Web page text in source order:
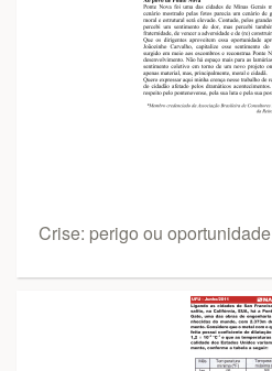
Crise: perigo ou oportunidade